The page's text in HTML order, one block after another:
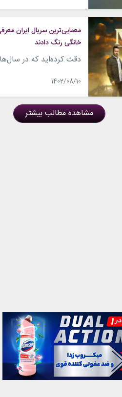
معمایی‌ترین سریال ایران
خانگی رنگ دادند
1402/08/10
مشاهده مطالب بیشتر